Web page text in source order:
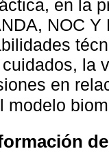
en la
NOC
la
en
modelo